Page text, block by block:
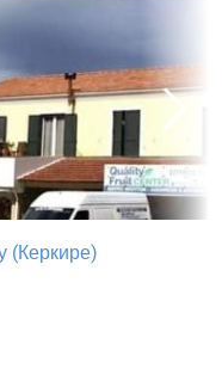
(Керкире)